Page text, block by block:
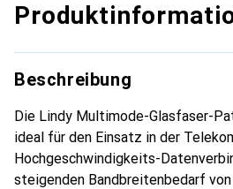
Beschreibung
Die Lindy Multimode-Glasfaser-
ideal für den Einsatz in der
Hochgeschwindigkeits-
steigenden Bandbreitenbedarf